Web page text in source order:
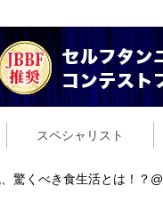
スペシャリスト
驚くべき食生活とは！？@